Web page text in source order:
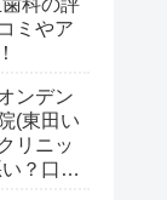
ミやア
ンデン
(東田い
リニッ
？口コ